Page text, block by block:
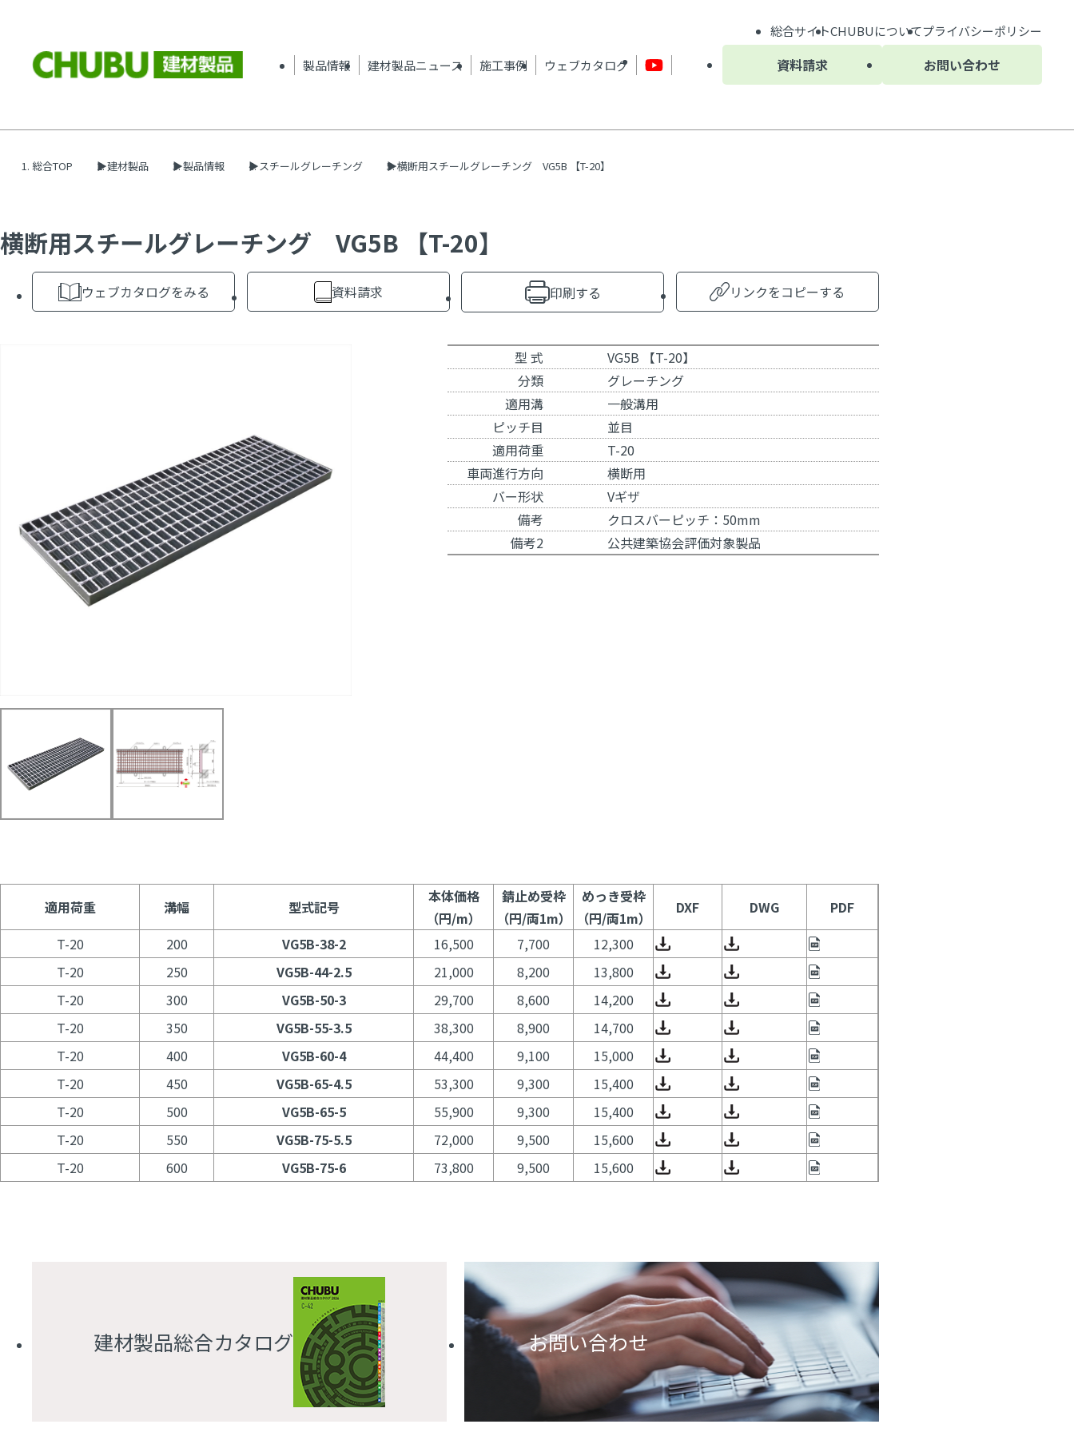
製品情報 建材製品ニュース 施工事例 ウェブカタログ 資料請求 お問い合わせ
総合サイトCHUBUについてプライバシーポリシー
総合TOP 建材製品 製品情報 スチールグレーチング 横断用スチールグレーチング VG5B 【T-20】
横断用スチールグレーチング VG5B 【T-20】
ウェブカタログをみる 資料請求 印刷する リンクをコピーする
型 式
VG5B 【T-20】
分類
グレーチング
適用溝
一般溝用
ピッチ目
並目
適用荷重
T-20
車両進行方向
横断用
バー形状
Vギザ
備考
クロスバーピッチ：50mm
備考2
公共建築協会評価対象製品
適用荷重 溝幅 型式記号
本体価格
（円/m）
錆止め受枠
（円/両1m）
めっき受枠
（円/両1m）
DXF DWG
PDF
T-20
200 VG5B-38-2 16,500 7,700
12,300
T-20
250 VG5B-44-2.5 21,000 8,200
13,800
T-20
300 VG5B-50-3 29,700 8,600
14,200
T-20
350 VG5B-55-3.5 38,300 8,900
14,700
T-20
400 VG5B-60-4 44,400 9,100
15,000
T-20
450 VG5B-65-4.5 53,300 9,300
15,400
T-20
500 VG5B-65-5 55,900 9,300
15,400
T-20
550 VG5B-75-5.5 72,000 9,500
15,600
T-20
600 VG5B-75-6 73,800 9,500 15,600
建材製品総合カタログ お問い合わせ